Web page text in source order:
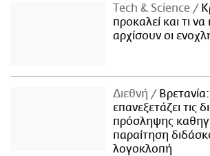
Τech & Science
προκαλεί και τι
αρχίσουν οι
Διεθνή
Βρετανία:
επανεξετάζει τις
πρόσληψης
παραίτηση
λογοκλοπή